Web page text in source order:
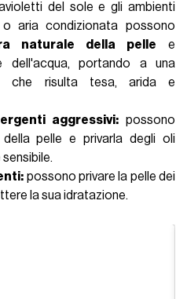
del sole e gli ambienti
aria condizionata possono
naturale della pelle e
dell'acqua, portando a una
che risulta tesa, arida e
aggressivi:possono
pelle e privarla degli oli
possono privare la pelle dei
la sua idratazione.